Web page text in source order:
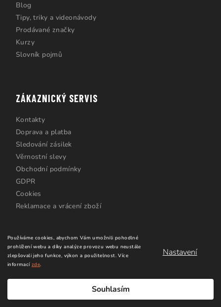
Používáme cookies, abychom Vám umožnili pohodlné
prohlížení webu a díky analýze provozu webu neustále
zlepšovali jeho funkce, výkon a použitelnost.Více
informacízde.
Nastavení
Souhlasím
Blog
Tipy, triky a videonávody
Prodávané značky
Kurzy
Slovník pojmů
ZÁKAZNICKÝ SERVIS
Kontakty
Doprava a platba
Sledování zásilek
Věrnostní slevy
Obchodní podmínky
GDPR
Cookies
Reklamace a vrácení zboží
vyhrazena.Upravit nastavení cookies
Vytvořil Shoptet